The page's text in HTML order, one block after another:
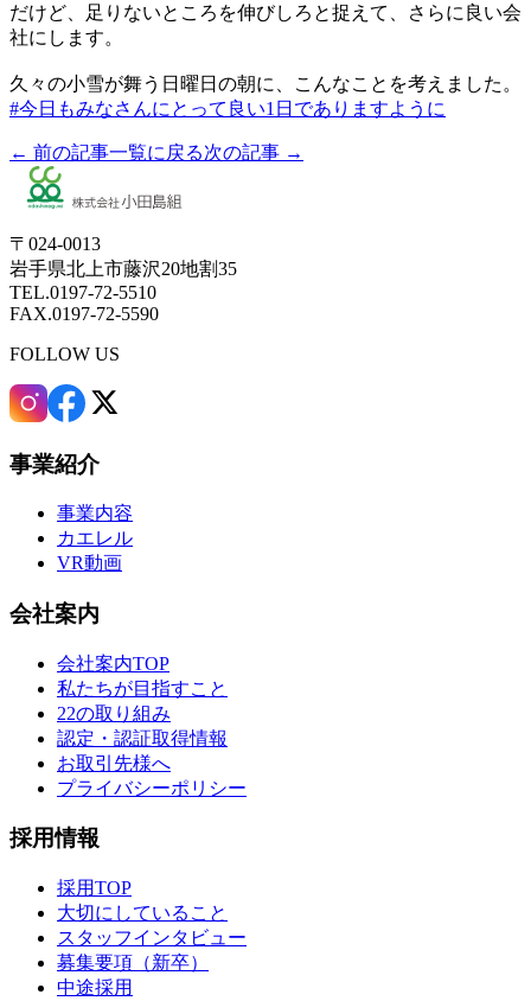
だけど、足りないところを伸びしろと捉えて、さらに良い会
社にします。
久々の小雪が舞う日曜日の朝に、こんなことを考えました。
#今日もみなさんにとって良い1日でありますように
← 前の記事一覧に戻る次の記事 →
〒024-0013
岩手県北上市藤沢20地割35
TEL.0197-72-5510
FAX.0197-72-5590
FOLLOW US
事業紹介
事業内容
カエレル
VR動画
会社案内
会社案内TOP
私たちが目指すこと
22の取り組み
認定・認証取得情報
お取引先様へ
プライバシーポリシー
採用情報
採用TOP
大切にしていること
スタッフインタビュー
募集要項（新卒）
中途採用